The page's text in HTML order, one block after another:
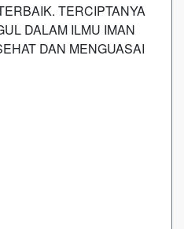
TERCIPTANYA
DALAM ILMU IMAN
DAN MENGUASAI